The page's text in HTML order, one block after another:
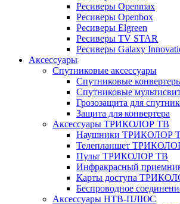
Ресиверы Openmax
Ресиверы Openbox
Ресиверы Elgreen
Ресиверы TV STAR
Ресиверы Galaxy
Аксессуары
Спутниковые аксессуары
Спутниковые
Спутниковые
Грозозащита для
Защита для конвертера
Аксессуары ТРИКОЛОР ТВ
Наушники ТРИКОЛОР
Телепланшет
Пульт ТРИКОЛОР ТВ
Инфракрасный
Карты доступа
Беспроводное
Аксессуары НТВ-ПЛЮС